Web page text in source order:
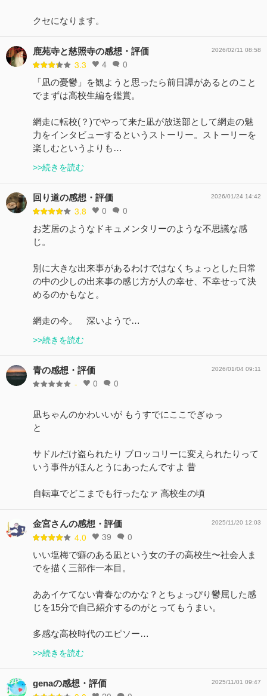
クセになります。
鹿苑寺と慈照寺の感想・評価
3.3 4 0
2026/02/11 08:58
「凪の憂鬱」を観ようと思ったら前日譚があるとのこと
でまずは高校生編を鑑賞。
網走に転校(？)でやって来た凪が放送部として網走の魅
力をインタビューするというストーリー。ストーリーを
楽しむというよりも…
>>続きを読む
回り道の感想・評価
3.8 0 0
2026/01/24 14:42
お芝居のようなドキュメンタリーのような不思議な感
じ。
別に大きな出来事があるわけではなくちょっとした日常
の中の少しの出来事の感じ方が人の幸せ、不幸せって決
めるのかもなと。
網走の今。 深いようで…
>>続きを読む
青の感想・評価
- 0 0
2026/01/04 09:11
凪ちゃんのかわいいが もうすでにここでぎゅっ
と
サドルだけ盗られたり ブロッコリーに変えられたりって
いう事件がほんとうにあったんですよ 昔
自転車でどこまでも行ったなァ 高校生の頃
金宮さんの感想・評価
4.0 39 0
2025/11/20 12:03
いい塩梅で癖のある凪という女の子の高校生〜社会人ま
でを描く三部作一本目。
ああイケてない青春なのかな？とちょっぴり鬱屈した感
じを15分で自己紹介するのがとってもうまい。
多感な高校時代のエピソー…
>>続きを読む
genaの感想・評価 2025/11/01 09:47